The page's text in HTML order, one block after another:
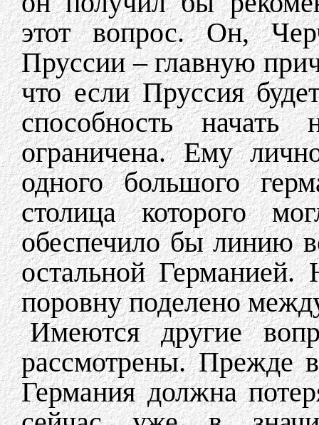
этот вопрос. Он,
Пруссии – главную
что если Пруссия
способность
ограничена. Ему
одного большого
столица которого
обеспечило бы линию
остальной
поровну поделено
Имеются другие
рассмотрены. Прежде
Германия должна